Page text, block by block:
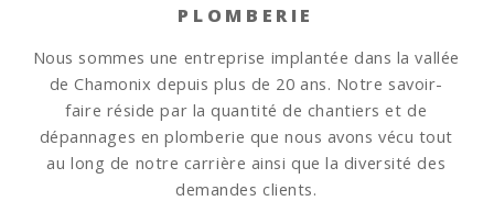
PLOMBERIE
Nous sommes une entreprise implantée dans la vallée
de Chamonix depuis plus de 20 ans. Notre savoir-
faire réside par la quantité de chantiers et de
dépannages en plomberie que nous avons vécu tout
au long de notre carrière ainsi que la diversité des
demandes clients.